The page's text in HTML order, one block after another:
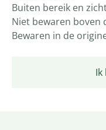
Ik
Buiten bereik en
Niet bewaren boven
Bewaren in de